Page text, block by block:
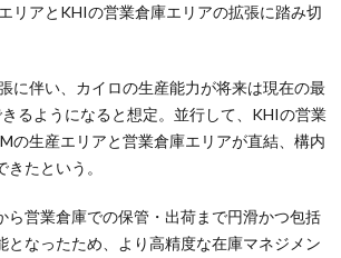
リアとKHIの営業倉庫エリアの拡張に踏み切
に伴い、カイロの生産能力が将来は現在の最
るようになると想定。並行して、KHIの営業
の生産エリアと営業倉庫エリアが直結、構内
たという。
ら営業倉庫での保管・出荷まで円滑かつ包括
となったため、より高精度な在庫マネジメン